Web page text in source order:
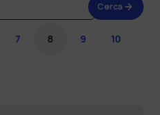
Cerca
7 8 9 10